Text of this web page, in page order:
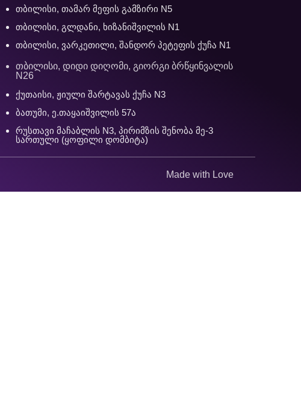
თბილისი, თამარ მეფის გამზირი N5
თბილისი, გლდანი, ხიზანიშვილის N1
თბილისი, ვარკეთილი, შანდორ პეტეფის ქუჩა N1
თბილისი, დიდი დიღომი, გიორგი ბრწყინვალის
N26
ქუთაისი, ჟიული შარტავას ქუჩა N3
ბათუმი, ე.თაყაიშვილის 57ა
რუსთავი მაჩაბლის N3, პირიმზის შენობა მე-3
სართული (ყოფილი დომბიტა)
Made with Love